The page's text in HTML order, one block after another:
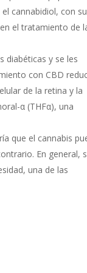
cannabidiol, con su
el tratamiento de
diabéticas y se les
con CBD
de la retina y la
α (THFα), una
que el cannabis
En general,
una de las